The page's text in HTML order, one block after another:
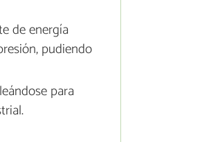
de energía
pudiendo
para